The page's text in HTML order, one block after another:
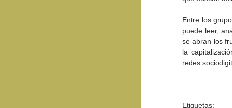
Entre los
puede leer,
se abran los
la
redes
Etiquetas: